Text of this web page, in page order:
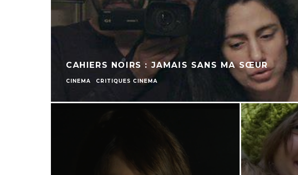
CAHIERS NOIRS : JAMAIS SANS MA SŒUR
CINEMA CRITIQUES CINEMA